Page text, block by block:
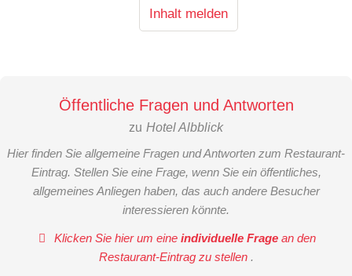
Inhalt melden
Öffentliche Fragen und Antworten
zu Hotel Albblick
Hier finden Sie allgemeine Fragen und Antworten zum Restaurant-
Eintrag. Stellen Sie eine Frage, wenn Sie ein öffentliches,
allgemeines Anliegen haben, das auch andere Besucher
interessieren könnte.
Klicken Sie hier um eineindividuelle Frage an den
Restaurant-Eintrag zu stellen .